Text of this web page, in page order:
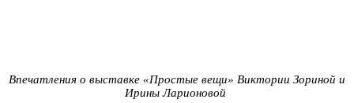
Впечатления о выставке «Простые вещи» Виктории Зориной и
Ирины Ларионовой